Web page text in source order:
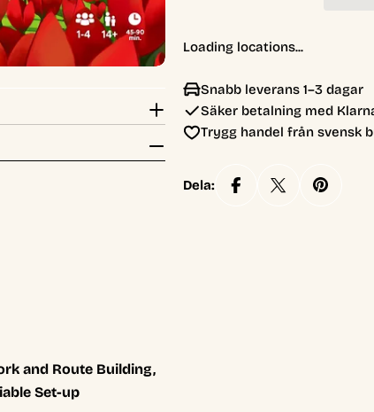
and Route Building,
Set-up
Loading locations...
Snabb leverans 1–3 dagar
Säker betalning med
Trygg handel från svensk
Dela: